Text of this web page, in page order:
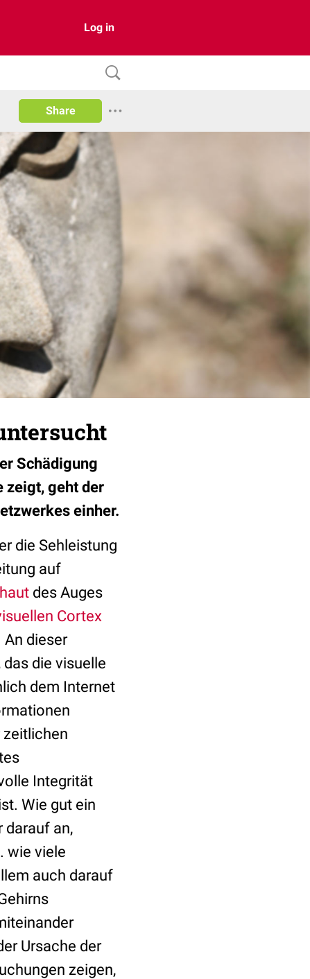
Log in
Share
Schädigung
zeigt, geht der
einher.
die Sehleistung
auf
des Auges
Cortex
An dieser
die visuelle
dem Internet
zeitlichen
Integrität
Wie gut ein
darauf an,
wie viele
auch darauf
Ursache der
zeigen,